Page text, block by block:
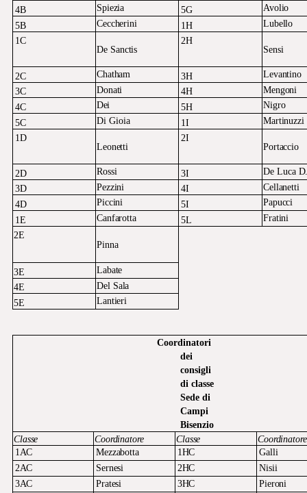
4B
Spiezia 5G
Avolio
5B
Ceccherini 1H
Lubello
1C
De Sanctis
2H
Sensi
2C Chatham 3H
Levantino
3C
Donati 4H
Mengoni
4C
Dei 5H
Nigro
5C
DiGioia 1I
Martinuzzi
1D
Leonetti
2I
Portaccio
2D Rossi 3I De Luca
3D
Pezzini 4I
Cellanetti
4D
Piccini 5I
Papucci
1E
Canfarotta 5L
Fratini
2E
Pinna
3E
Labate
4E
Del Sala
5E
Lantieri
Coordinatori
dei
consigli
di classe
Sede di
Campi
Bisenzio
Classe
Coordinatore Classe
Coordinatore
1AC
Mezzabotta 1HC
Galli
2AC
Sernesi 2HC
Nisii
3AC
Pratesi 3HC
Pieroni